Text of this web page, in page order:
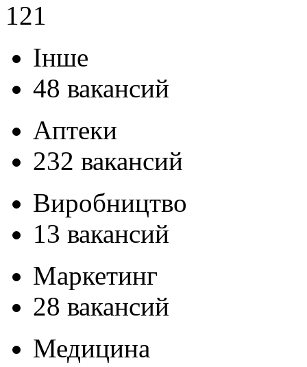
121
Інше
48 вакансий
Аптеки
232 вакансий
Виробництво
13 вакансий
Маркетинг
28 вакансий
Медицина